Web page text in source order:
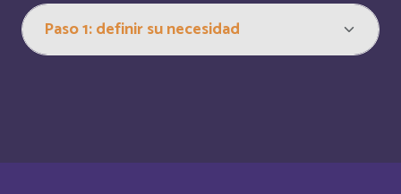
Austria
Autriche
Bahamas Français